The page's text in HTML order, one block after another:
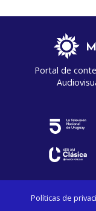
Portal de
Políticas de